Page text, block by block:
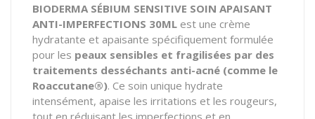
BIODERMA SÉBIUM SENSITIVE SOIN APAISANT
ANTI-IMPERFECTIONS 30ML est une crème
hydratante et apaisante spécifiquement formulée
pour les peaux sensibles et fragilisées par des
traitements desséchants anti-acné (comme le
Roaccutane®). Ce soin unique hydrate
intensément, apaise les irritations et les rougeurs,
tout en réduisant les imperfections et en